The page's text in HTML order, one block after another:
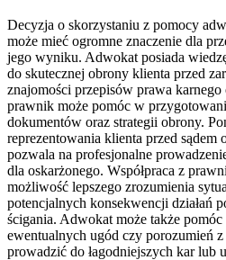
Decyzja o skorzystaniu z pomocy
może mieć ogromne znaczenie dla
jego wyniku. Adwokat posiada
do skutecznej obrony klienta przed
znajomości przepisów prawa
prawnik może pomóc w
dokumentów oraz strategii obrony.
reprezentowania klienta przed
pozwala na profesjonalne
dla oskarżonego. Współpraca z
możliwość lepszego zrozumienia
potencjalnych konsekwencji działań
ścigania. Adwokat może także
ewentualnych ugód czy porozumień
prowadzić do łagodniejszych kar lub